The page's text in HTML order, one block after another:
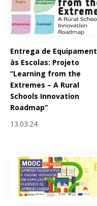
Entrega de
às Escolas: Projeto
“Learning from the
Extremes – A Rural
Schools Innovation
Roadmap”
13.03.24